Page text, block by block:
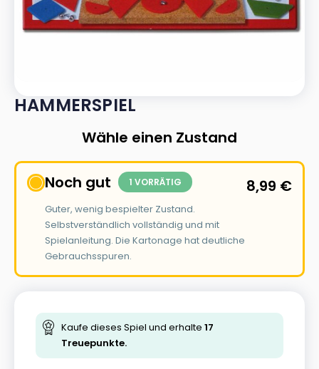
HAMMERSPIEL
Wähle einen Zustand
Noch gut 1 VORRÄTIG
Guter, wenig bespielter Zustand.
Selbstverständlich vollständig und mit
Spielanleitung. Die Kartonage hat deutliche
Gebrauchsspuren.
8,99 €
Kaufe dieses Spiel und erhalte 17
Treuepunkte.